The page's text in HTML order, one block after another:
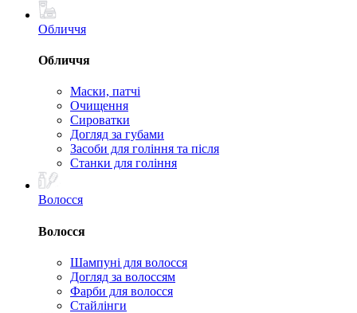
Обличчя
Обличчя
Маски, патчі
Очищення
Сироватки
Догляд за губами
Засоби для гоління та після
Станки для гоління
Волосся
Волосся
Шампуні для волосся
Догляд за волоссям
Фарби для волосся
Стайлінги